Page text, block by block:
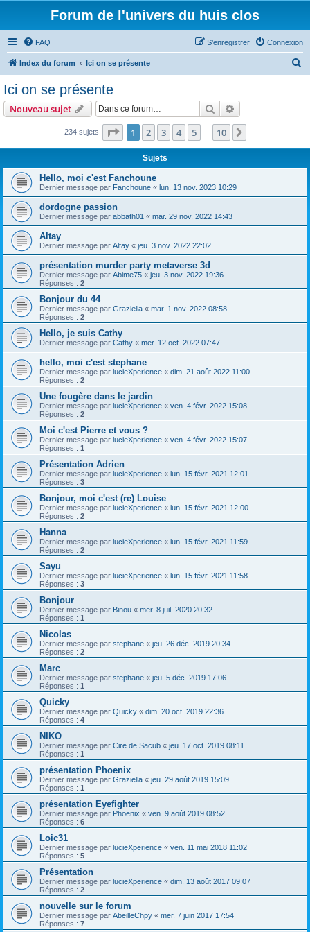
Forum de l'univers du huis clos
FAQ Connexion
S’enregistrer
Index du forum Ici on se présente
e
Ici on se présente
Nouveau sujet Rechercher
234 sujets Page 1sur10
1 2 3 4 5 10
Sujets
Hello, moi c'est Fanchoune
Dernier message par Fanchoune « lun. 13 nov. 2023 10:29
dordogne passion
Dernier message par abbath01 « mar. 29 nov. 2022 14:43
Altay
Dernier message par Altay « jeu. 3 nov. 2022 22:02
présentation murder party metaverse 3d
Dernier message par Abime75 « jeu. 3 nov. 2022 19:36
Réponses : 2
Bonjour du 44
Dernier message par Graziella « mar. 1 nov. 2022 08:58
Réponses : 2
Hello, je suis Cathy
Dernier message par Cathy « mer. 12 oct. 2022 07:47
hello, moi c'est stephane
Dernier message par lucieXperience « dim. 21 août 2022 11:00
Réponses : 2
Une fougère dans le jardin
Dernier message par lucieXperience « ven. 4 févr. 2022 15:08
Réponses : 2
Moi c'est Pierre et vous ?
Dernier message par lucieXperience « ven. 4 févr. 2022 15:07
Réponses : 1
Présentation Adrien
Dernier message par lucieXperience « lun. 15 févr. 2021 12:01
Réponses : 3
Bonjour, moi c'est (re) Louise
Dernier message par lucieXperience « lun. 15 févr. 2021 12:00
Réponses : 2
Hanna
Dernier message par lucieXperience « lun. 15 févr. 2021 11:59
Réponses : 2
Sayu
Dernier message par lucieXperience « lun. 15 févr. 2021 11:58
Réponses : 3
Bonjour
Dernier message par Binou « mer. 8 juil. 2020 20:32
Réponses : 1
Nicolas
Dernier message par stephane « jeu. 26 déc. 2019 20:34
Réponses : 2
Marc
Dernier message par stephane « jeu. 5 déc. 2019 17:06
Réponses : 1
Quicky
Dernier message par Quicky « dim. 20 oct. 2019 22:36
Réponses : 4
NIKO
Dernier message par Cire de Sacub « jeu. 17 oct. 2019 08:11
Réponses : 1
présentation Phoenix
Dernier message par Graziella « jeu. 29 août 2019 15:09
Réponses : 1
présentation Eyefighter
Dernier message par Phoenix « ven. 9 août 2019 08:52
Réponses : 6
Loic31
Dernier message par lucieXperience « ven. 11 mai 2018 11:02
Réponses : 5
Présentation
Dernier message par lucieXperience « dim. 13 août 2017 09:07
Réponses : 2
nouvelle sur le forum
Dernier message par AbeilleChpy « mer. 7 juin 2017 17:54
Réponses : 7